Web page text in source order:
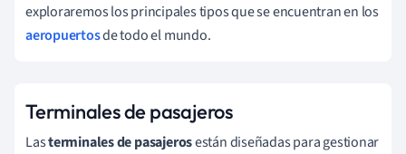
exploraremos los principales tipos que se encuentran en los
aeropuertosde todo el mundo.
Terminales de pasajeros
Lasterminales de pasajerosestán diseñadas para gestionar